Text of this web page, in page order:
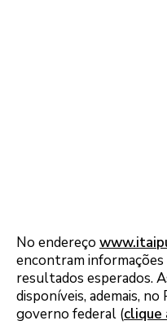
No endereço
encontram
resultados esperados.
disponíveis, ademais,
governo federal (clique